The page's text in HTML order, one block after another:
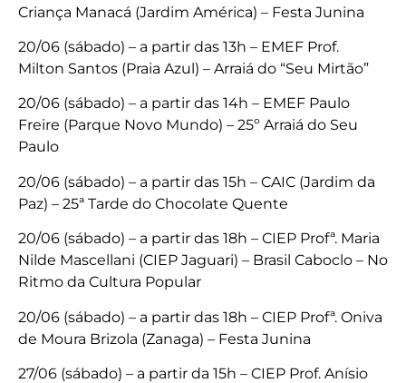
Criança Manacá (Jardim América) – Festa Junina
20/06 (sábado) – a partir das 13h – EMEF Prof.
Milton Santos (Praia Azul) – Arraiá do “Seu Mirtão”
20/06 (sábado) – a partir das 14h – EMEF Paulo
Freire (Parque Novo Mundo) – 25º Arraiá do Seu
Paulo
20/06 (sábado) – a partir das 15h – CAIC (Jardim da
Paz) – 25ª Tarde do Chocolate Quente
20/06 (sábado) – a partir das 18h – CIEP Profª. Maria
Nilde Mascellani (CIEP Jaguari) – Brasil Caboclo – No
Ritmo da Cultura Popular
20/06 (sábado) – a partir das 18h – CIEP Profª. Oniva
de Moura Brizola (Zanaga) – Festa Junina
27/06 (sábado) – a partir da 15h – CIEP Prof. Anísio